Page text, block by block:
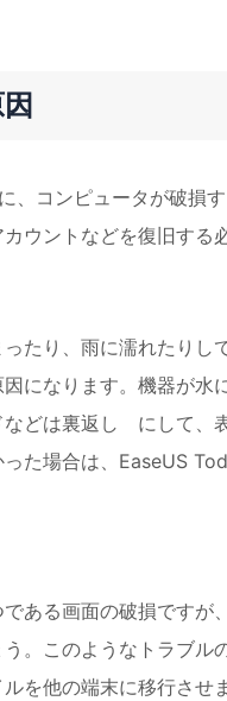
、コンピュータが破損
ウントなどを復旧する
たり、雨に濡れたりし
になります。機器が水
どは裏返し にして、
た場合は、EaseUS
ある画面の破損ですが
。このようなトラブル
を他の端末に移行させ